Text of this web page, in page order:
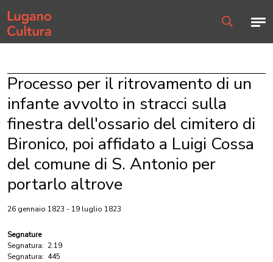
Home page
Processo per il ritrovamento di un
infante avvolto in stracci sulla
finestra dell'ossario del cimitero di
Bironico, poi affidato a Luigi Cossa
del comune di S. Antonio per
portarlo altrove
26 gennaio 1823 - 19 luglio 1823
Segnature
Segnatura: 2.19
Segnatura: 445